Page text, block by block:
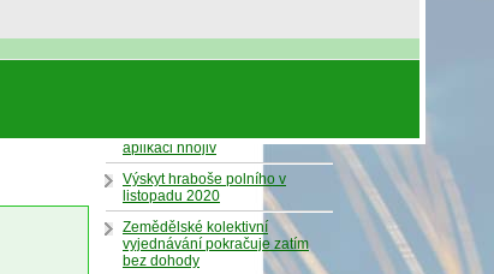
aplikaci hnojiv
Výskyt hraboše polního v
listopadu 2020
Zemědělské kolektivní
vyjednávání pokračuje zatím
bez dohody